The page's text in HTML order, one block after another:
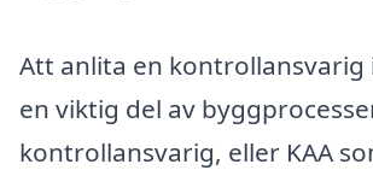
Att anlita en kontrollansvarig
en viktig del av
kontrollansvarig, eller KAA